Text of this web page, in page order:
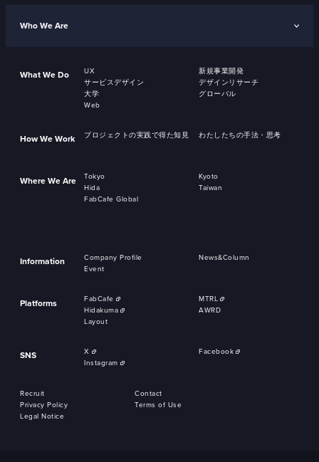
Who We Are
What We Do UX
新規事業開発
サービスデザイン
デザインリサーチ
大学
グローバル
Web
How We Work プロジェクトの実践で得た知見 わたしたちの手法・思考
Where We Are Tokyo
Kyoto
Hida
Taiwan
FabCafe Global
Information Company Profile
News&Column
Event
Platforms FabCafe
MTRL
Hidakuma
AWRD
Layout
SNS X
Facebook
Instagram
Recruit
Contact
Privacy Policy
Terms of Use
Legal Notice